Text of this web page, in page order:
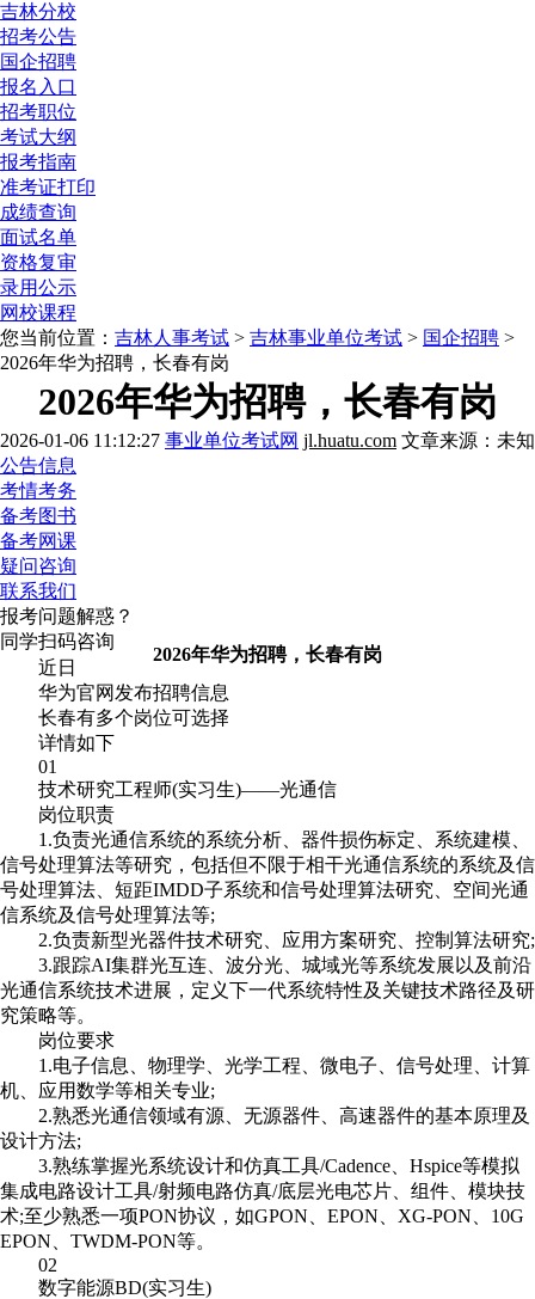
吉林分校
招考公告
国企招聘
报名入口
招考职位
考试大纲
报考指南
准考证打印
成绩查询
面试名单
资格复审
录用公示
网校课程
您当前位置： 吉林人事考试 > 吉林事业单位考试 > 国企招聘 >
2026年华为招聘，长春有岗
2026年华为招聘，长春有岗
2026-01-06 11:12:27 事业单位考试网 jl.huatu.com 文章来源：未知
公告信息
考情考务
备考图书
备考网课
疑问咨询
联系我们
报考问题解惑？
同学扫码咨询
2026年华为招聘，长春有岗
近日
华为官网发布招聘信息
长春有多个岗位可选择
详情如下
01
技术研究工程师(实习生)——光通信
岗位职责
1.负责光通信系统的系统分析、器件损伤标定、系统建模、
信号处理算法等研究，包括但不限于相干光通信系统的系统及信
号处理算法、短距IMDD子系统和信号处理算法研究、空间光通
信系统及信号处理算法等;
2.负责新型光器件技术研究、应用方案研究、控制算法研究;
3.跟踪AI集群光互连、波分光、城域光等系统发展以及前沿
光通信系统技术进展，定义下一代系统特性及关键技术路径及研
究策略等。
岗位要求
1.电子信息、物理学、光学工程、微电子、信号处理、计算
机、应用数学等相关专业;
2.熟悉光通信领域有源、无源器件、高速器件的基本原理及
设计方法;
3.熟练掌握光系统设计和仿真工具/Cadence、Hspice等模拟
集成电路设计工具/射频电路仿真/底层光电芯片、组件、模块技
术;至少熟悉一项PON协议，如GPON、EPON、XG-PON、10G
EPON、TWDM-PON等。
02
数字能源BD(实习生)